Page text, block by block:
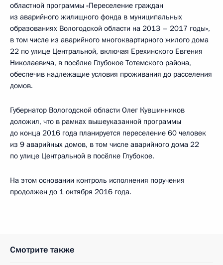
областной программы «Переселение граждан
из аварийного жилищного фонда в муниципальных
образованиях Вологодской области на 2013 – 2017 годы»,
в том числе из аварийного многоквартирного жилого дома
22 по улице Центральной, включая Ерехинского Евгения
Николаевича, в посёлке Глубокое Тотемского района,
обеспечив надлежащие условия проживания до расселения
домов.
Губернатор Вологодской области Олег Кувшинников
доложил, что в рамках вышеуказанной программы
до конца 2016 года планируется переселение 60 человек
из 9 аварийных домов, в том числе аварийного дома 22
по улице Центральной в посёлке Глубокое.
На этом основании контроль исполнения поручения
продолжен до 1 октября 2016 года.
Смотрите также